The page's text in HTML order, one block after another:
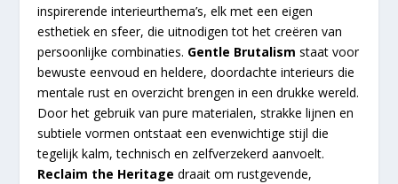
inspirerende interieurthema’s, elk met een eigen
esthetiek en sfeer, die uitnodigen tot het creëren van
persoonlijke combinaties. Gentle Brutalism staat voor
bewuste eenvoud en heldere, doordachte interieurs die
mentale rust en overzicht brengen in een drukke wereld.
Door het gebruik van pure materialen, strakke lijnen en
subtiele vormen ontstaat een evenwichtige stijl die
tegelijk kalm, technisch en zelfverzekerd aanvoelt.
Reclaim the Heritage draait om rustgevende,